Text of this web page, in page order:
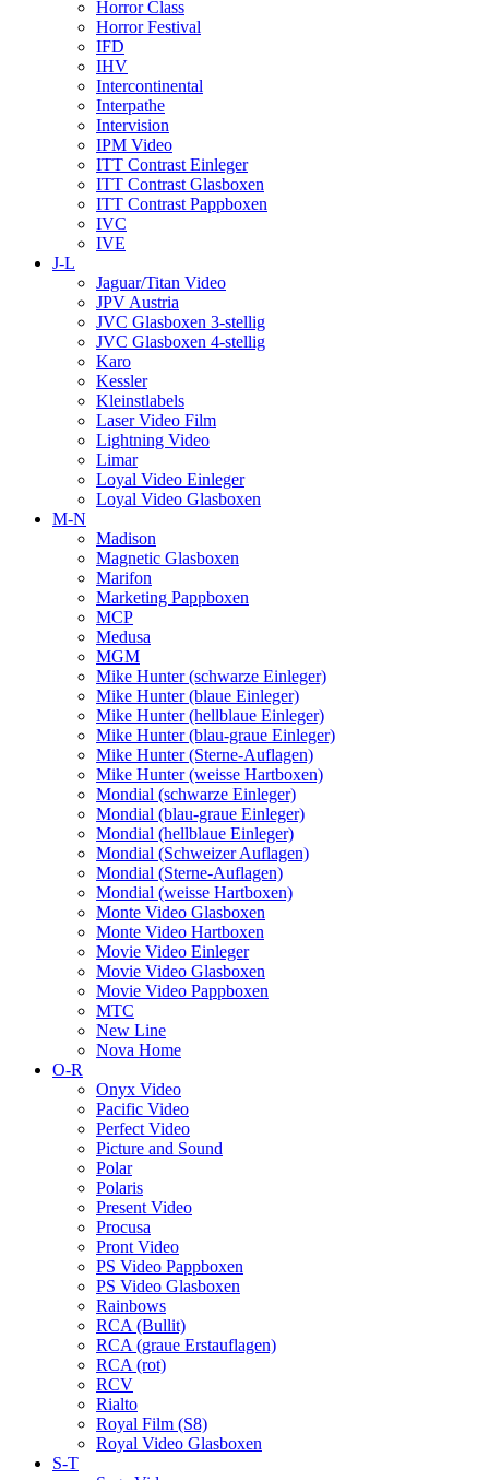
Horror Class
Horror Festival
IFD
IHV
Intercontinental
Interpathe
Intervision
IPM Video
ITT Contrast Einleger
ITT Contrast Glasboxen
ITT Contrast Pappboxen
IVC
IVE
J-L
Jaguar/Titan Video
JPV Austria
JVC Glasboxen 3-stellig
JVC Glasboxen 4-stellig
Karo
Kessler
Kleinstlabels
Laser Video Film
Lightning Video
Limar
Loyal Video Einleger
Loyal Video Glasboxen
M-N
Madison
Magnetic Glasboxen
Marifon
Marketing Pappboxen
MCP
Medusa
MGM
Mike Hunter (schwarze Einleger)
Mike Hunter (blaue Einleger)
Mike Hunter (hellblaue Einleger)
Mike Hunter (blau-graue Einleger)
Mike Hunter (Sterne-Auflagen)
Mike Hunter (weisse Hartboxen)
Mondial (schwarze Einleger)
Mondial (blau-graue Einleger)
Mondial (hellblaue Einleger)
Mondial (Schweizer Auflagen)
Mondial (Sterne-Auflagen)
Mondial (weisse Hartboxen)
Monte Video Glasboxen
Monte Video Hartboxen
Movie Video Einleger
Movie Video Glasboxen
Movie Video Pappboxen
MTC
New Line
Nova Home
O-R
Onyx Video
Pacific Video
Perfect Video
Picture and Sound
Polar
Polaris
Present Video
Procusa
Pront Video
PS Video Pappboxen
PS Video Glasboxen
Rainbows
RCA (Bullit)
RCA (graue Erstauflagen)
RCA (rot)
RCV
Rialto
Royal Film (S8)
Royal Video Glasboxen
S-T